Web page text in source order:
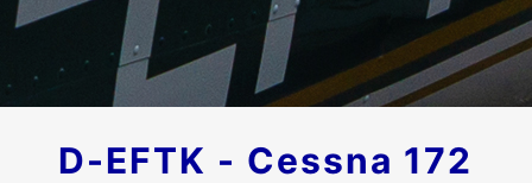
D-EFTK - Cessna 172